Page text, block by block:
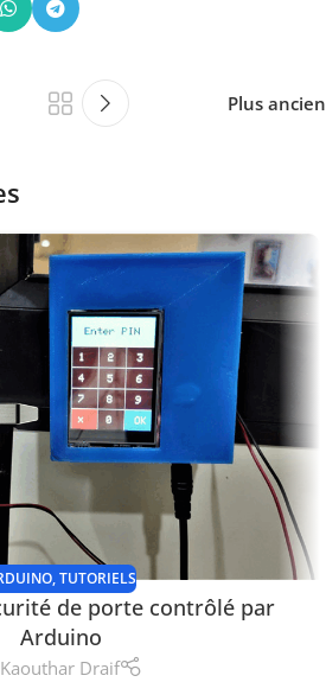
Plus ancien
,TUTORIELS
de porte contrôlé par
Arduino
Kaouthar Draif